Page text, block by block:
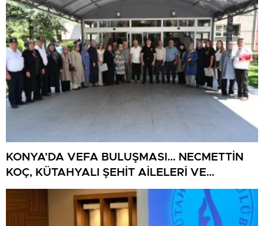
KONYA’DA VEFA BULUŞMASI… NECMETTİN
KOÇ, KÜTAHYALI ŞEHİT AİLELERİ VE
GAZİLERİ AĞIRLADI